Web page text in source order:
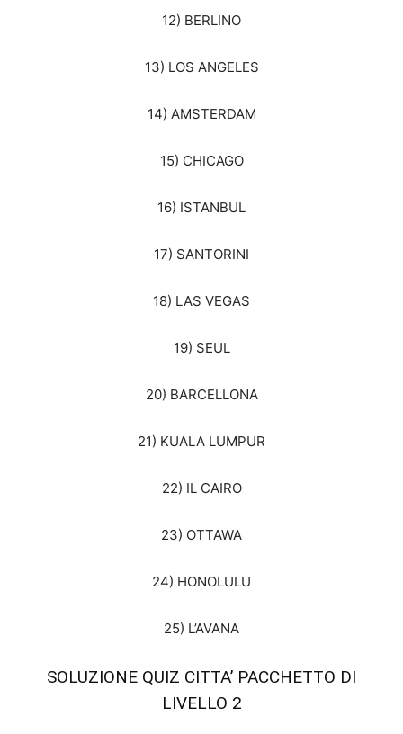
12) BERLINO
13) LOS ANGELES
14) AMSTERDAM
15) CHICAGO
16) ISTANBUL
17) SANTORINI
18) LAS VEGAS
19) SEUL
20) BARCELLONA
21) KUALA LUMPUR
22) IL CAIRO
23) OTTAWA
24) HONOLULU
25) L’AVANA
SOLUZIONE QUIZ CITTA’ PACCHETTO DI
LIVELLO 2